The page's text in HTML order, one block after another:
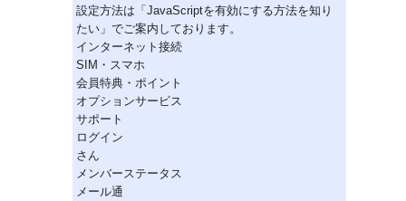
設定方法は「JavaScriptを有効にする方法を知り
たい」でご案内しております。
インターネット接続
SIM・スマホ
会員特典・ポイント
オプションサービス
サポート
ログイン
さん
メンバーステータス
メール通